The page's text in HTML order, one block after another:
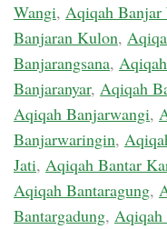
Wangi, Aqiqah Banjar
Banjaran Kulon,
Banjarangsana,
Banjaranyar, Aqiqah
Aqiqah Banjarwangi,
Banjarwaringin,
Jati, Aqiqah Bantar
Aqiqah Bantaragung,
Bantargadung, Aqiqah